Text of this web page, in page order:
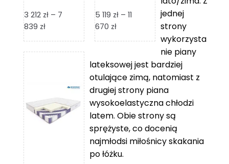
3 212 zł – 7
839 złZakres
od
839 zł
5 119 zł – 11
670 złZakres
5
119 zł
do
670 zł
jednej
strony
wykorzysta
nie piany
lateksowej jest bardziej
otulające zimą, natomiast z
drugiej strony piana
wysokoelastyczna chłodzi
latem. Obie strony są
sprężyste, co docenią
najmłodsi miłośnicy skakania
po łóżku.